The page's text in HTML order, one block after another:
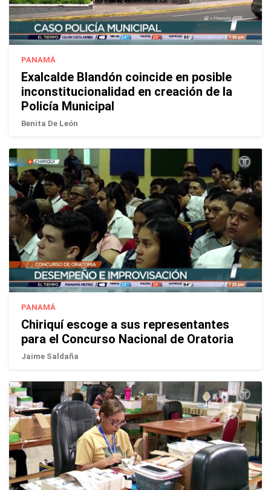
PANAMÁ
Exalcalde Blandón coincide en posible
inconstitucionalidad en creación de la
Policía Municipal
Benita De León
PANAMÁ
Chiriquí escoge a sus representantes
para el Concurso Nacional de Oratoria
Jaime Saldaña